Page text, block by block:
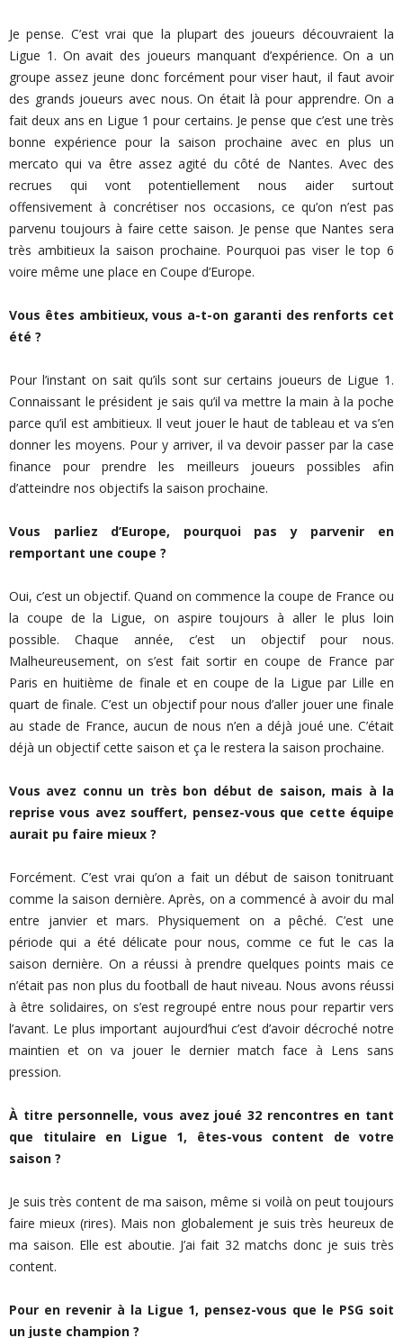
Je pense. C’est vrai que la plupart des joueurs découvraient la
Ligue 1. On avait des joueurs manquant d’expérience. On a un
groupe assez jeune donc forcément pour viser haut, il faut avoir
des grands joueurs avec nous. On était là pour apprendre. On a
fait deux ans en Ligue 1 pour certains. Je pense que c’est une très
bonne expérience pour la saison prochaine avec en plus un
mercato qui va être assez agité du côté de Nantes. Avec des
recrues qui vont potentiellement nous aider surtout
offensivement à concrétiser nos occasions, ce qu’on n’est pas
parvenu toujours à faire cette saison. Je pense que Nantes sera
très ambitieux la saison prochaine. Pourquoi pas viser le top 6
voire même une place en Coupe d’Europe.
Vous êtes ambitieux, vous a-t-on garanti des renforts cet
été ?
Pour l’instant on sait qu’ils sont sur certains joueurs de Ligue 1.
Connaissant le président je sais qu’il va mettre la main à la poche
parce qu’il est ambitieux. Il veut jouer le haut de tableau et va s’en
donner les moyens. Pour y arriver, il va devoir passer par la case
finance pour prendre les meilleurs joueurs possibles afin
d’atteindre nos objectifs la saison prochaine.
Vous parliez d’Europe, pourquoi pas y parvenir en
remportant une coupe ?
Oui, c’est un objectif. Quand on commence la coupe de France ou
la coupe de la Ligue, on aspire toujours à aller le plus loin
possible. Chaque année, c’est un objectif pour nous.
Malheureusement, on s’est fait sortir en coupe de France par
Paris en huitième de finale et en coupe de la Ligue par Lille en
quart de finale. C’est un objectif pour nous d’aller jouer une finale
au stade de France, aucun de nous n’en a déjà joué une. C’était
déjà un objectif cette saison et ça le restera la saison prochaine.
Vous avez connu un très bon début de saison, mais à la
reprise vous avez souffert, pensez-vous que cette équipe
aurait pu faire mieux ?
Forcément. C’est vrai qu’on a fait un début de saison tonitruant
comme la saison dernière. Après, on a commencé à avoir du mal
entre janvier et mars. Physiquement on a pêché. C’est une
période qui a été délicate pour nous, comme ce fut le cas la
saison dernière. On a réussi à prendre quelques points mais ce
n’était pas non plus du football de haut niveau. Nous avons réussi
à être solidaires, on s’est regroupé entre nous pour repartir vers
l’avant. Le plus important aujourd’hui c’est d’avoir décroché notre
maintien et on va jouer le dernier match face à Lens sans
pression.
À titre personnelle, vous avez joué 32 rencontres en tant
que titulaire en Ligue 1, êtes-vous content de votre
saison ?
Je suis très content de ma saison, même si voilà on peut toujours
faire mieux (rires). Mais non globalement je suis très heureux de
ma saison. Elle est aboutie. J’ai fait 32 matchs donc je suis très
content.
Pour en revenir à la Ligue 1, pensez-vous que le PSG soit
un juste champion ?